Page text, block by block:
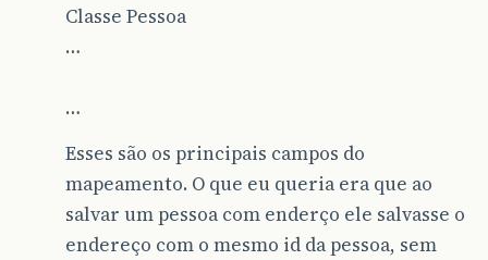
Classe Pessoa
…
…
Esses são os principais campos do
mapeamento. O que eu queria era que ao
salvar um pessoa com enderço ele salvasse o
endereço com o mesmo id da pessoa, sem